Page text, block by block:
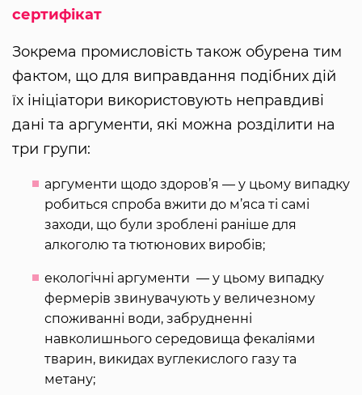
сертифікат
Зокрема промисловість також обурена тим
фактом, що для виправдання подібних дій
їх ініціатори використовують неправдиві
дані та аргументи, які можна розділити на
три групи:
аргументи щодо здоров’я — у цьому випадку
робиться спроба вжити до м’яса ті самі
заходи, що були зроблені раніше для
алкоголю та тютюнових виробів;
екологічні аргументи — у цьому випадку
фермерів звинувачують у величезному
споживанні води, забрудненні
навколишнього середовища фекаліями
тварин, викидах вуглекислого газу та
метану;